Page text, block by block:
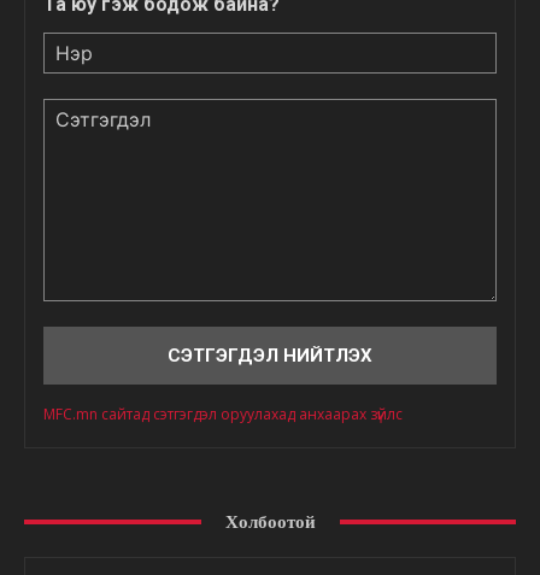
MFC.mn сайтад сэтгэгдэл оруулахад анхаарах зүйлс
Холбоотой